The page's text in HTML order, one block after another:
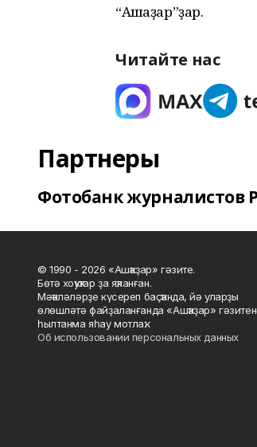
“Ашҡаҙар”ҙар.
Читайте нас
Партнеры
Фотобанк журналистов
© 1990 - 2026 «Ашҡаҙар» гәзите.
Бөтә хоҡуҡтар ҙа яҡланған.
Мәҡәләләрҙе күсереп баҫҡанда, йә уларҙы
өлөшләтә файҙаланғанда «Ашҡаҙар»
һылтанма яһау мотлаҡ.
Об использовании персональных данных